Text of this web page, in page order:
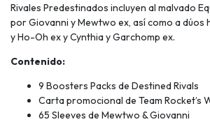
Rivales Predestinados incluyen al malvado
por Giovanni y Mewtwo ex, así como a dúos
y Ho-Oh ex y Cynthia y Garchomp ex.
Contenido:
9 Boosters Packs de Destined Rivals
Carta promocional de Team Rocket’s
65 Sleeves de Mewtwo & Giovanni